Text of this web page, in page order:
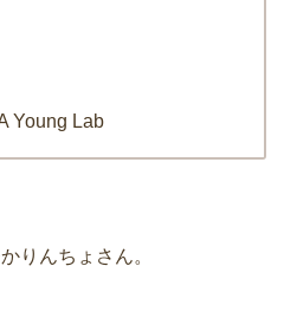
Young Lab
りんちょさん。